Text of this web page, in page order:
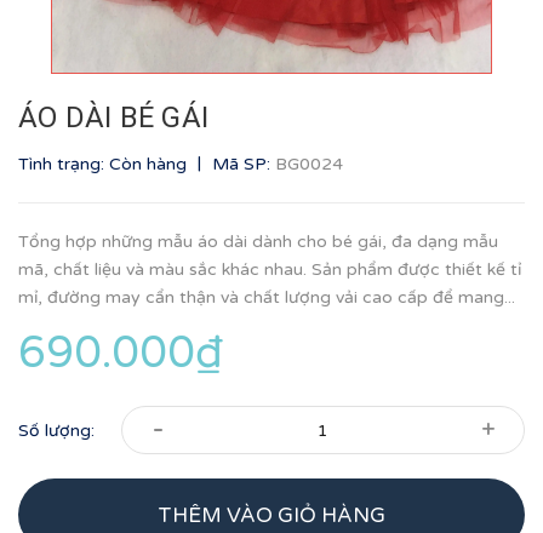
ÁO DÀI BÉ GÁI
Tình trạng: Còn hàng | Mã SP: BG0024
Tổng hợp những mẫu áo dài dành cho bé gái, đa dạng mẫu
mã, chất liệu và màu sắc khác nhau. Sản phẩm được thiết kế tỉ
mỉ, đường may cẩn thận và chất lượng vải cao cấp để mang...
690.000₫
Số lượng: - +
THÊM VÀO GIỎ HÀNG